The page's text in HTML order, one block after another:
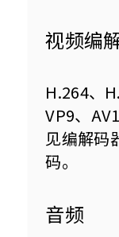
视频编
H.264、
VP9、
见编解码
码。
音频